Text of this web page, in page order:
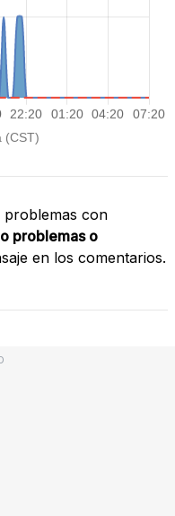
problemas con
problemas o
en los comentarios.